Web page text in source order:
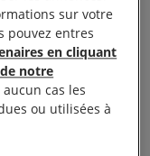
Draveil sa foire
octobre (de 10
de livres
sur votre
pouvez entres
en cliquant
notre
aucun cas les
ou utilisées à